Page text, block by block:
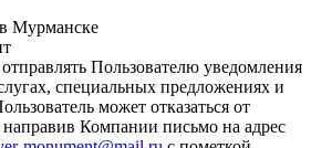
Мурманске
Пользователю уведомления
специальных предложениях и
может отказаться от
Компании письмо на адрес